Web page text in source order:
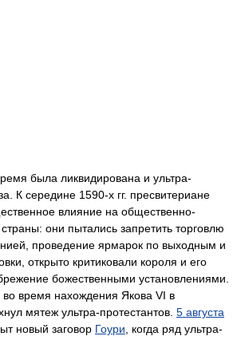
была ликвидирована и ультра-
К середине 1590-х гг. пресвитериане
влияние на общественно-
они пытались запретить торговлю
проведение ярмарок по выходным и
открыто критиковали короля и его
божественными установлениями.
во время нахождения Якова VI в
мятеж ультра-протестантов. 5 августа
новый заговор Гоури , когда ряд ультра-